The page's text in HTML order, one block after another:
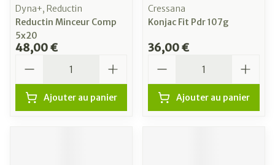
Dyna+, Reductin
Reductin Minceur Comp
5x20
48,00 €
Ajouter au panier
Cressana
Konjac Fit Pdr 107g
36,00 €
Ajouter au panier